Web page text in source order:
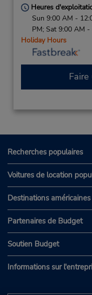
Heures
Sun 9:00 AM -
PM; Sat 9:00 AM -
Holiday Hours
Recherches populaires
Voitures de location
Destinations
Partenaires de Budget
Soutien Budget
Informations sur